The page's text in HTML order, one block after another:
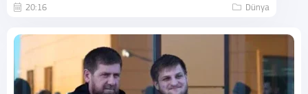
20:16 Dünya